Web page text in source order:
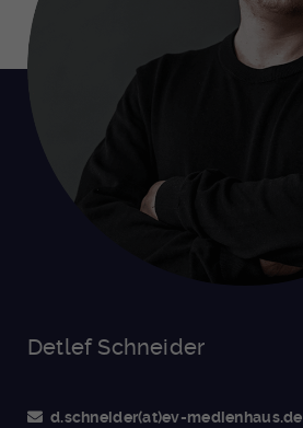
Detlef Schneider
d.schneider(at)ev-medienhaus.de